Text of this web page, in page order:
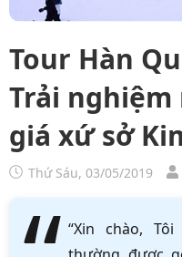
Tour Hàn
Trải
giá xứ sở
Thứ Sáu, 03/05/2019
“Xin chào,